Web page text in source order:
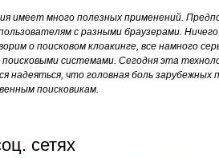
имеет много полезных применений.
с разными браузерами.
о поисковом клоакинге, все намного
поисковыми системами. Сегодня эта
надеяться, что головная боль зарубежных
поисковикам.
сетях